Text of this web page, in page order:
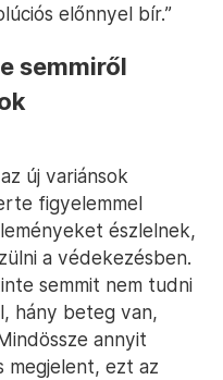
előnnyel bír.”
semmiről
új variánsok
figyelemmel
észlelnek,
a védekezésben.
semmit nem tudni
hány beteg van,
annyit
megjelent, ezt az